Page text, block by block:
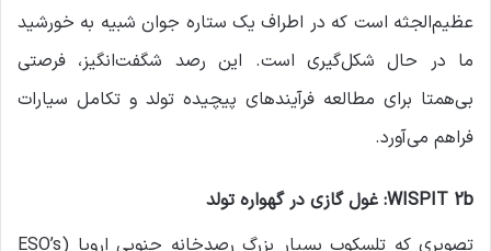
عظیم‌الجثه است که در اطراف یک ستاره جوان شبیه به خورشید
ما در حال شکل‌گیری است. این رصد شگفت‌انگیز، فرصتی
بی‌همتا برای مطالعه فرآیندهای پیچیده تولد و تکامل سیارات
فراهم می‌آورد.
WISPIT 2b: غول گازی در گهواره تولد